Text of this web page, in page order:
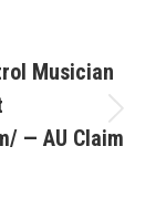
Musician
— AU Claim